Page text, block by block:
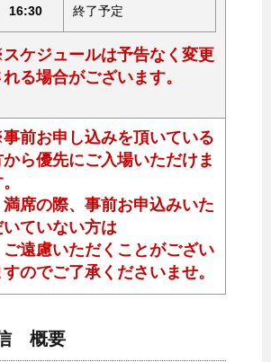
16:30 終了予定
ケジュールは予告なく変更
れる場合がございます。
前お申し込みを頂いている
から優先にご入場いただけま
席の際、事前お申込みいた
いていない方は
遠慮いただくことがござい
すのでご了承くださいませ。
概要